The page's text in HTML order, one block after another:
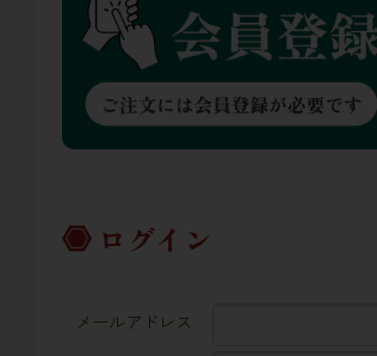
ログイン
メールアドレス